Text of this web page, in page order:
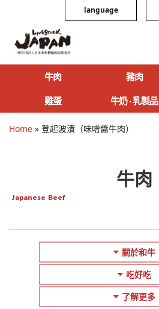
language
牛肉 豬肉
雞蛋
牛奶 ‧ 乳製品
Home » 登起波漬（味噌醬牛肉）
牛肉
Japanese Beef
關於和牛
吃好吃
了解更多